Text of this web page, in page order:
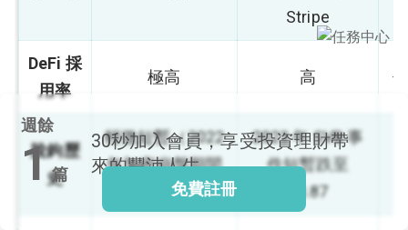
Stripe
DeFi 採
用率
極高 高
脫鉤歷
史
輕微短暫（2022
年加密崩盤期間
維持穩定）
2023 年 SVB 事
件短暫跌至
$0.87
週餘
1篇
30秒加入會員，享受投資理財帶
來的豐沛人生
免費註冊
出國就缺這咖？股